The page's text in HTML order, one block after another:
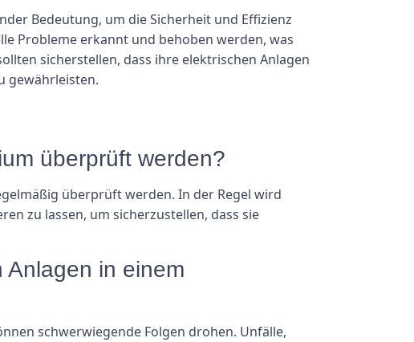
Bedeutung, um die Sicherheit und Effizienz
Probleme erkannt und behoben werden, was
sicherstellen, dass ihre elektrischen Anlagen
gewährleisten.
überprüft werden?
überprüft werden. In der Regel wird
zu lassen, um sicherzustellen, dass sie
in einem
schwerwiegende Folgen drohen. Unfälle,